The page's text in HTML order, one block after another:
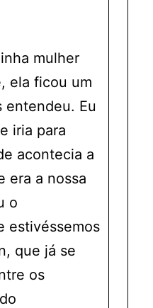
mulher
ela ficou um
entendeu. Eu
iria para
acontecia a
era a nossa
o
estivéssemos
que já se
os